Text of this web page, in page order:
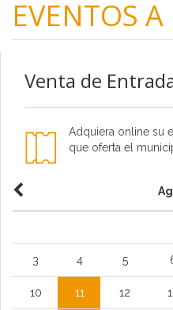
EVENTOS
Venta de
Adquiera online su
que oferta el
3 4 5
10 11 12